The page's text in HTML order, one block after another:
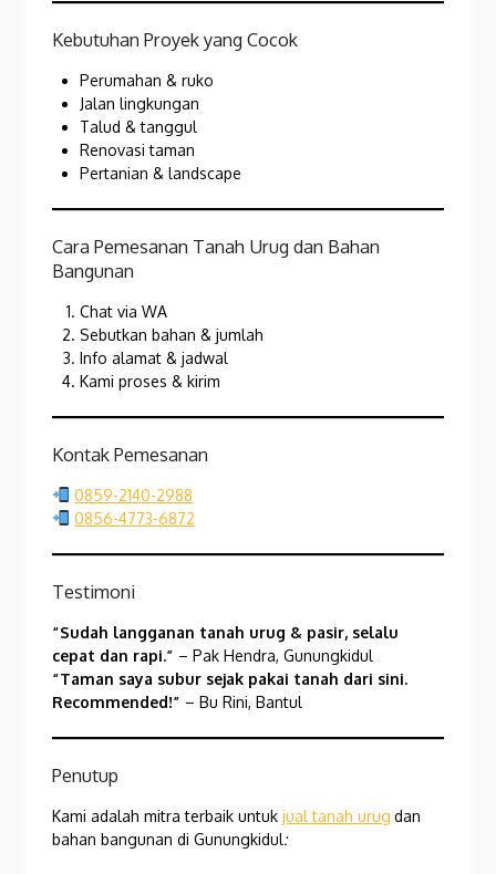
Kebutuhan Proyek yang Cocok
Perumahan & ruko
Jalan lingkungan
Talud & tanggul
Renovasi taman
Pertanian & landscape
Cara Pemesanan Tanah Urug dan Bahan
Bangunan
Chat via WA
Sebutkan bahan & jumlah
Info alamat & jadwal
Kami proses & kirim
Kontak Pemesanan
0859-2140-2988
0856-4773-6872
Testimoni
“Sudah langganan tanah urug & pasir, selalu
cepat dan rapi.” – Pak Hendra, Gunungkidul
“Taman saya subur sejak pakai tanah dari sini.
Recommended!” – Bu Rini, Bantul
Penutup
Kami adalah mitra terbaik untukjual tanah urug dan
bahan bangunan di Gunungkidul: